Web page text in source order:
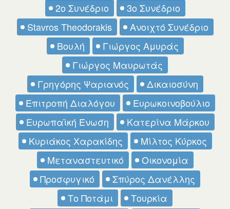
2ο Συνέδριο
3ο Συνέδριο
Stavros Theodorakis
Ανοιχτό Συνέδριο
Βουλή
Γιώργος Αμυράς
Γιώργος Μαυρωτάς
Γρηγόρης Ψαριανός
Δικαιοσύνη
Επιτροπή Διαλόγου
Ευρωκοινοβούλιο
Ευρωπαϊκή Ένωση
Κατερίνα Μάρκου
Κυριάκος Χαρακίδης
Μίλτος Κύρκος
Μεταναστευτικό
Οικονομία
Προσφυγικό
Σπύρος Δανέλλης
Το Ποτάμι
Τουρκία